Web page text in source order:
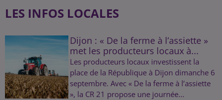
LES INFOS LOCALES
Dijon : « De la ferme à l’assiette »
met les producteurs locaux à...
Les producteurs locaux investissent la
place de la République à Dijon dimanche 6
septembre. Avec « De la ferme à l’assiette
», la CR 21 propose une journée...